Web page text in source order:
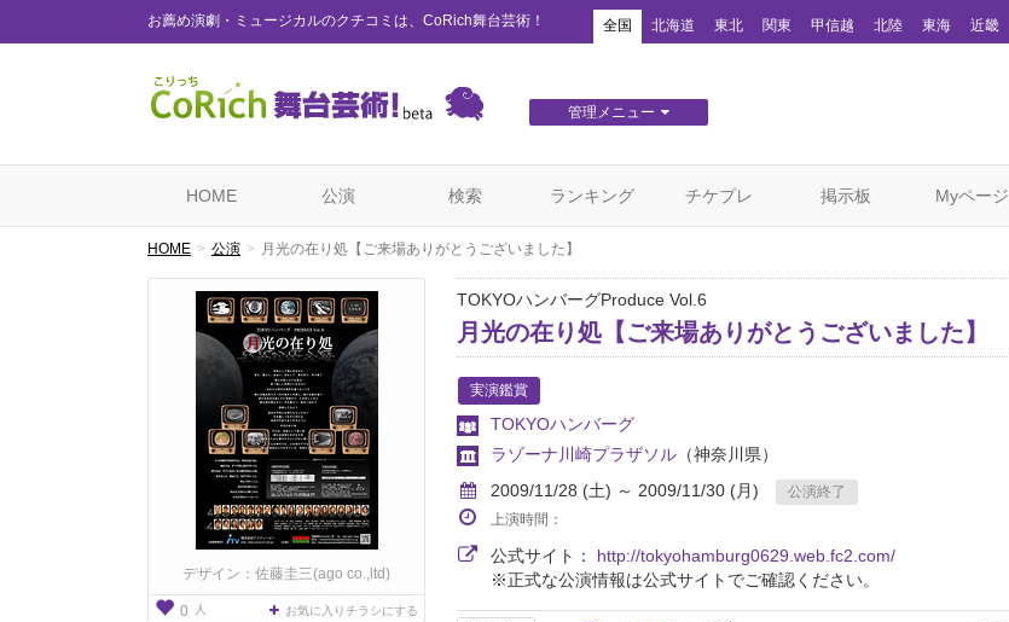
お薦め演劇・ミュージカルのクチコミは、CoRich舞台芸術！ 全国 北海道 東北 関東 甲信越 北陸 東海 近畿
管理メニュー
HOME 公演 検索 ランキング チケプレ 掲示板 Myページ
HOME 公演 月光の在り処【ご来場ありがとうございました】
デザイン：佐藤圭三(ago co.,ltd)
0 人 お気に入りチラシにする
TOKYOハンバーグProduce Vol.6
月光の在り処【ご来場ありがとうございました】
実演鑑賞
TOKYOハンバーグ
ラゾーナ川崎プラザソル （神奈川県）
2009/11/28 (土) ～ 2009/11/30 (月)
公演終了
上演時間：
公式サイト： http://tokyohamburg0629.web.fc2.com/
※正式な公演情報は公式サイトでご確認ください。